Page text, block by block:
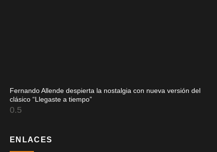
Fernando Allende despierta la nostalgia con nueva versión del
clásico “Llegaste a tiempo”
ENLACES